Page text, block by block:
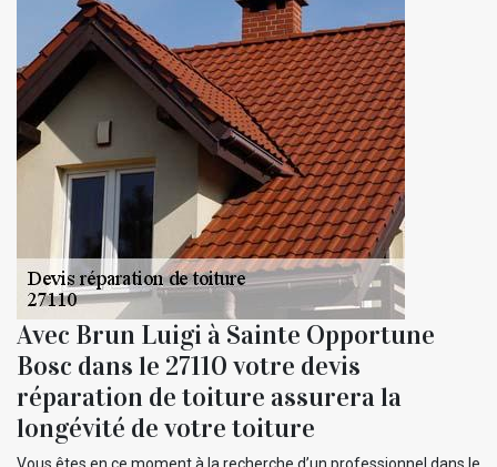
Avec Brun Luigi à Sainte Opportune
Bosc dans le 27110 votre devis
réparation de toiture assurera la
longévité de votre toiture